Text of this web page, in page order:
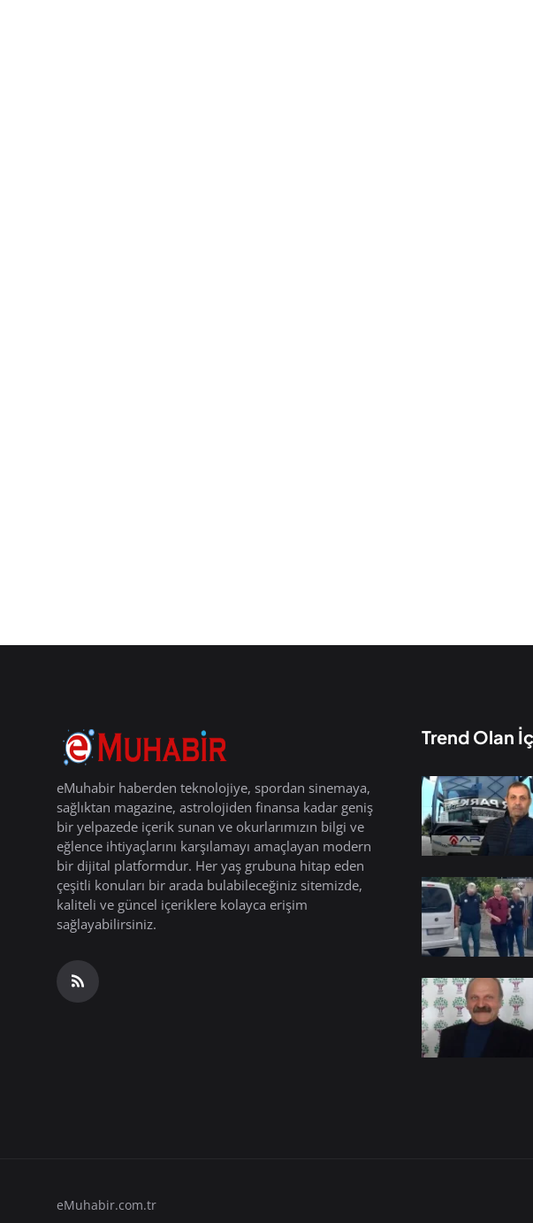
eMuhabir haberden teknolojiye, spordan sinemaya,
sağlıktan magazine, astrolojiden finansa kadar geniş
bir yelpazede içerik sunan ve okurlarımızın bilgi ve
eğlence ihtiyaçlarını karşılamayı amaçlayan modern
bir dijital platformdur. Her yaş grubuna hitap eden
çeşitli konuları bir arada bulabileceğiniz sitemizde,
kaliteli ve güncel içeriklere kolayca erişim
sağlayabilirsiniz.
Trend Olan
eMuhabir.com.tr